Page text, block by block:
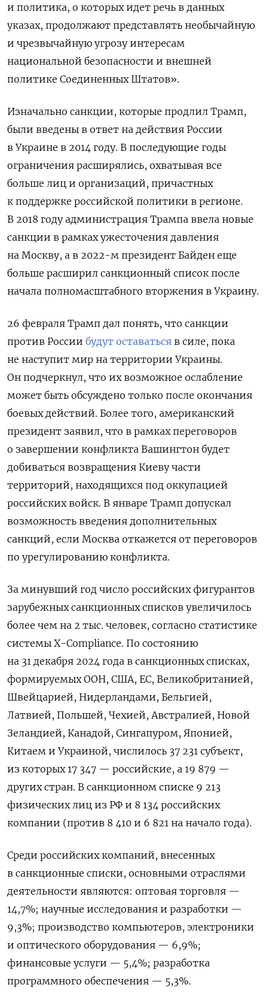
и политика, о которых идет речь в данных
указах, продолжают представлять необычайную
и чрезвычайную угрозу интересам
национальной безопасности и внешней
политике Соединенных Штатов».
Изначально санкции, которые продлил Трамп,
были введены в ответ на действия России
в Украине в 2014 году. В последующие годы
ограничения расширялись, охватывая все
больше лиц и организаций, причастных
к поддержке российской политики в регионе.
В 2018 году администрация Трампа ввела новые
санкции в рамках ужесточения давления
на Москву, а в 2022-м президент Байден еще
больше расширил санкционный список после
начала полномасштабного вторжения в Украину.
26 февраля Трамп дал понять, что санкции
против России будут оставаться в силе, пока
не наступит мир на территории Украины.
Он подчеркнул, что их возможное ослабление
может быть обсуждено только после окончания
боевых действий. Более того, американский
президент заявил, что в рамках переговоров
о завершении конфликта Вашингтон будет
добиваться возвращения Киеву части
территорий, находящихся под оккупацией
российских войск. В январе Трамп допускал
возможность введения дополнительных
санкций, если Москва откажется от переговоров
по урегулированию конфликта.
За минувший год число российских фигурантов
зарубежных санкционных списков увеличилось
более чем на 2 тыс. человек, согласно статистике
системы X-Compliance. По состоянию
на 31 декабря 2024 года в санкционных списках,
формируемых ООН, США, ЕС, Великобританией,
Швейцарией, Нидерландами, Бельгией,
Латвией, Польшей, Чехией, Австралией, Новой
Зеландией, Канадой, Сингапуром, Японией,
Китаем и Украиной, числилось 37 231 субъект,
из которых 17 347 — российские, а 19 879 —
других стран. В санкционном списке 9 213
физических лиц из РФ и 8 134 российских
компании (против 8 410 и 6 821 на начало года).
Среди российских компаний, внесенных
в санкционные списки, основными отраслями
деятельности являются: оптовая торговля —
14,7%; научные исследования и разработки —
9,3%; производство компьютеров, электроники
и оптического оборудования — 6,9%;
финансовые услуги — 5,4%; разработка
программного обеспечения — 5,3%.